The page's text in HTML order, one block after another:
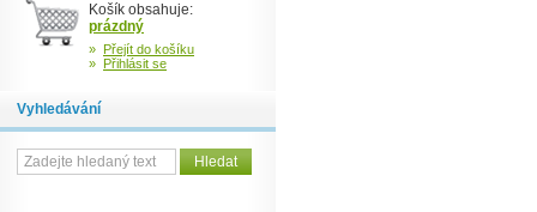
Košík obsahuje:
prázdný
» Přejít do košíku
» Přihlásit se
Vyhledávání